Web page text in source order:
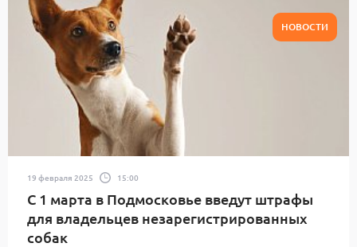
НОВОСТИ
19 февраля 2025 15:00
С 1 марта в Подмосковье введут штрафы
для владельцев незарегистрированных
собак